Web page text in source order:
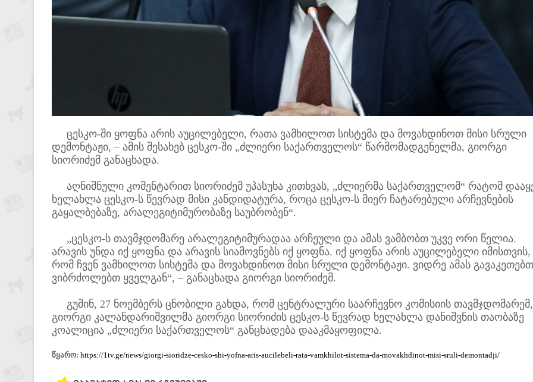
ცესკო-ში ყოფნა არის აუცილებელი, რათა ვამხილოთ სისტემა და მოვახდინოთ მისი სრული
დემონტაჟი, – ამის შესახებ ცესკო-ში „ძლიერი საქართველოს“ წარმომადგენელმა, გიორგი
სიორიძემ განაცხადა.
აღნიშნული კომენტარით სიორიძემ უპასუხა კითხვას, „ძლიერმა საქართველომ“ რატომ
ხელახლა ცესკო-ს წევრად მისი კანდიდატურა, როცა ცესკო-ს მიერ ჩატარებული არჩევნების
გაყალბებაზე, არალეგიტიმურობაზე საუბრობენ“.
„ცესკო-ს თავმჯდომარე არალეგიტიმურადაა არჩეული და ამას ვამბობთ უკვე ორი წელია.
არავის უნდა იქ ყოფნა და არავის სიამოვნებს იქ ყოფნა. იქ ყოფნა არის აუცილებელი იმისთვის,
რომ ჩვენ ვამხილოთ სისტემა და მოვახდინოთ მისი სრული დემონტაჟი. ვიდრე ამას
ვიბრძოლებთ ყველგან“, – განაცხადა გიორგი სიორიძემ.
გუშინ, 27 ნოემბერს ცნობილი გახდა, რომ ცენტრალური საარჩევნო კომისიის თავმჯდომარემ,
გიორგი კალანდარიშვილმა გიორგი სიორიძის ცესკო-ს წევრად ხელახლა დანიშვნის თაობაზე
კოალიცია „ძლიერი საქართველოს“ განცხადება დააკმაყოფილა.
წყარო: https://1tv.ge/news/giorgi-sioridze-cesko-shi-yofna-aris-aucilebeli-rata-vamkhilot-sistema-da-movakhdinot-misi-sruli-demontadji/